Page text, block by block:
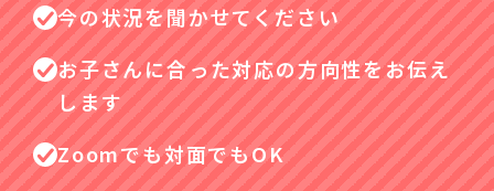
今の状況を聞かせてください
お子さんに合った対応の方向性をお伝え
します
Zoomでも対面でもOK